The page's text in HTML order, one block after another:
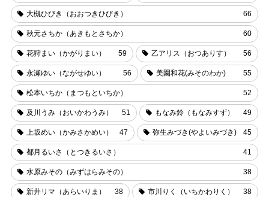
大槻ひびき（おおつきひびき） 66
秋元さちか（あきもとさちか） 60
花狩まい（かがりまい） 59 乙アリス（おつありす） 56
永瀬ゆい（ながせゆい） 56 美園和花(みそのわか) 55
松本いちか（まつもといちか） 52
及川うみ（おいかわうみ） 51 もなみ鈴（もなみすず） 49
上坂めい（かみさかめい） 47 弥生みづき(やよいみづき) 45
都月るいさ（とつきるいさ） 41
水原みその（みずはらみその） 38
新井リマ（あらいりま） 38 市川りく（いちかわりく） 38